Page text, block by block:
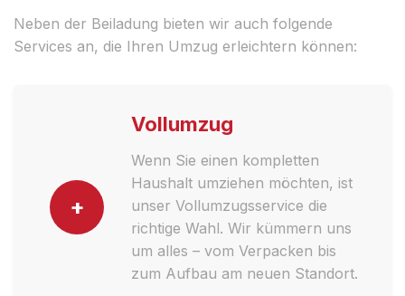
Neben der Beiladung bieten wir auch folgende
Services an, die Ihren Umzug erleichtern können:
+
Vollumzug
Wenn Sie einen kompletten
Haushalt umziehen möchten, ist
unser Vollumzugsservice die
richtige Wahl. Wir kümmern uns
um alles – vom Verpacken bis
zum Aufbau am neuen Standort.